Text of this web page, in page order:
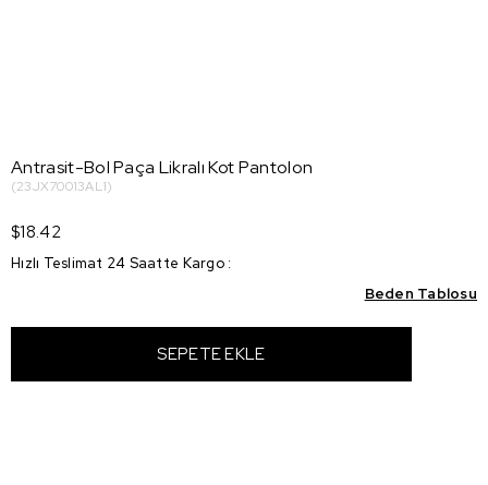
Antrasit-Bol Paça Likralı Kot Pantolon
(23JX70013AL1)
$18.42
Hızlı Teslimat 24 Saatte Kargo :
Beden Tablosu